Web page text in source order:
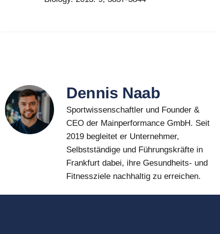
Dennis Naab
Sportwissenschaftler und Founder &
CEO der Mainperformance GmbH. Seit
2019 begleitet er Unternehmer,
Selbstständige und Führungskräfte in
Frankfurt dabei, ihre Gesundheits- und
Fitnessziele nachhaltig zu erreichen.